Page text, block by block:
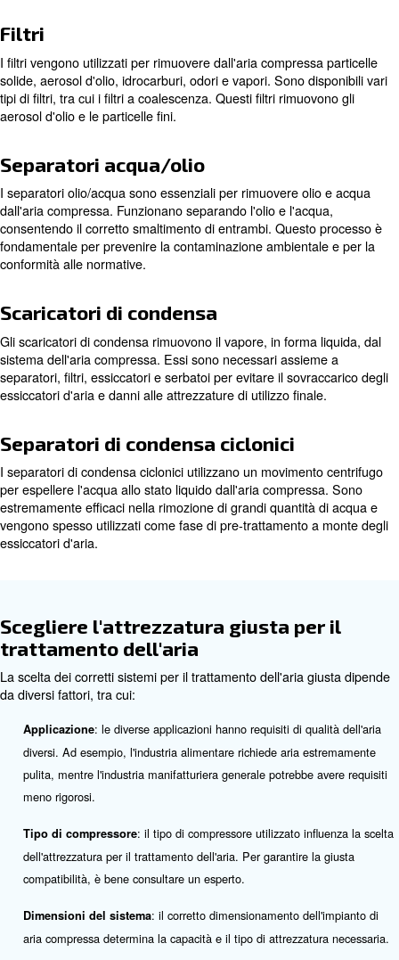
Un sistema di trattamento dell'aria efficace comprende
componenti, ciascuno dei quali svolge un ruolo
garantire la purezza e la qualità dell'aria compressa.
Essiccatori per compressori d'aria
Essiccatore per compressori d'aria è fondamentale per
l'umidità dall'aria compressa. Esistono tretipi principali
aria:
refrigerazione per raffreddare l'aria, causando la
rimozione dell'umidità. Sono ideali per applicazioni
Essiccatori a adsorbimento: questi essiccatori
che richiedono aria estremamente secca.
Filtri
I filtri vengono utilizzati per rimuovere dall'aria
Separatori acqua/olio
I separatori olio/acqua sono essenziali per rimuovere
dall'aria compressa. Funzionano separando l'olio e
consentendo il corretto smaltimento di entrambi.
fondamentale per prevenire la contaminazione
conformità alle normative.
Scaricatori di condensa
Gli scaricatori di condensa rimuovono il vapore, in
sistema dell'aria compressa. Essi sono necessari
separatori, filtri, essiccatori e serbatoi per evitare il
essiccatori d'aria e danni alle attrezzature di utilizzo